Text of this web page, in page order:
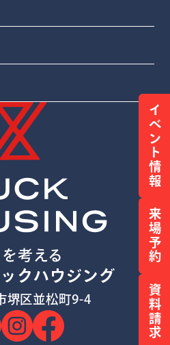
イベント情報
来場予約
資料請求
クハウジング
堺区並松町9-4